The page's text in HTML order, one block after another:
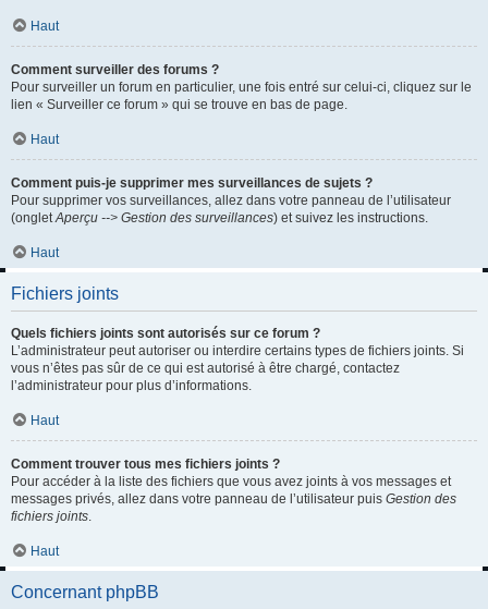
Haut
Comment surveiller des forums ?
Pour surveiller un forum en particulier, une fois entré sur celui-ci, cliquez sur le
lien « Surveiller ce forum » qui se trouve en bas de page.
Haut
Comment puis-je supprimer mes surveillances de sujets ?
Pour supprimer vos surveillances, allez dans votre panneau de l’utilisateur
(onglet Aperçu --> Gestion des surveillances) et suivez les instructions.
Haut
Fichiers joints
Quels fichiers joints sont autorisés sur ce forum ?
L’administrateur peut autoriser ou interdire certains types de fichiers joints. Si
vous n’êtes pas sûr de ce qui est autorisé à être chargé, contactez
l’administrateur pour plus d’informations.
Haut
Comment trouver tous mes fichiers joints ?
Pour accéder à la liste des fichiers que vous avez joints à vos messages et
messages privés, allez dans votre panneau de l’utilisateur puis Gestion des
fichiers joints
Haut
Concernant phpBB